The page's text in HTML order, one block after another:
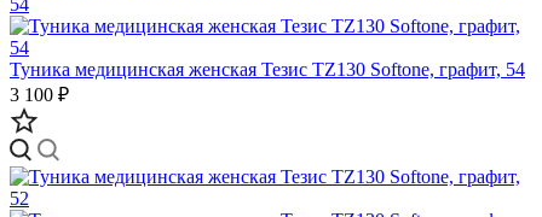
Туника медицинская женская Тезис TZ130 Softone, графит, 54
3 100 ₽